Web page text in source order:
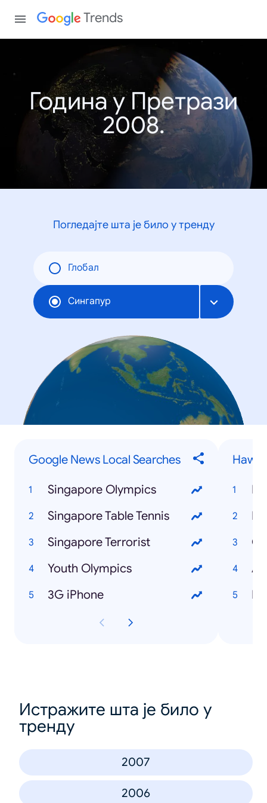
Trends
Година у Претрази
2008.
Погледајте шта је било у тренду
Глобал
Сингапур
Google News Local Searches
Singapore Olympics
Singapore Table Tennis
Singapore Terrorist
Youth Olympics
3G iPhone
Истражите шта је било у
тренду
2007
2006